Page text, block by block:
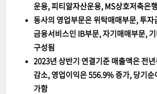
운용, 피티알자산운용, MS상호저축은
동사의 영업부문은 위탁매매부문, 투
금융서비스인 IB부문, 자기매매부문,
구성됨
2023년 상반기 연결기준 매출액은 전
감소, 영업이익은 556.9% 증가, 당기
가함